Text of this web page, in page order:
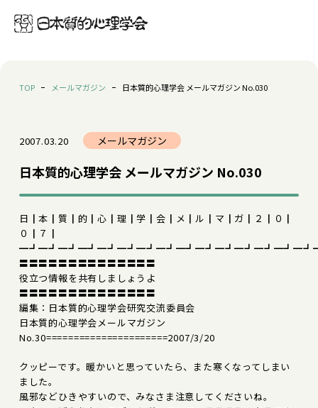
TOP メールマガジン 日本質的心理学会 メールマガジン No.030
2007.03.20 メールマガジン
日本質的心理学会 メールマガジン No.030
日┃本┃質┃的┃心┃理┃学┃会┃メ┃ル┃マ┃ガ┃２┃０┃
０┃７┃
〓〓〓〓〓〓〓〓〓〓〓〓〓〓
役立つ情報を共有しましょうよ
〓〓〓〓〓〓〓〓〓〓〓〓〓〓
編集：日本質的心理学会研究交流委員会
日本質的心理学会メールマガジン
No.30======================2007/3/20
クッピーです。暖かいと思っていたら、また寒くなってしまい
ました。
風邪などひきやすいので、みなさま注意してくださいね。